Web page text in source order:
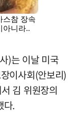
)는 이날 미국
이사회(안보리)
김 위원장의
다.